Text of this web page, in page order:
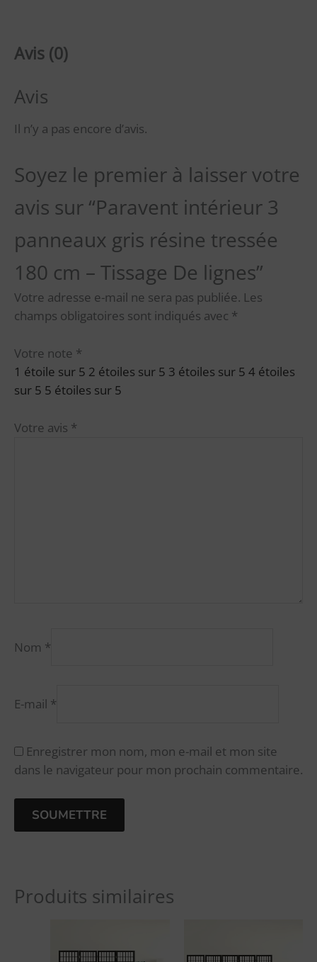
Avis (0)
Avis
Il n’y a pas encore d’avis.
Soyez le premier à laisser votre
avis sur “Paravent intérieur 3
panneaux gris résine tressée
180 cm – Tissage De lignes”
Votre adresse e-mail ne sera pas publiée. Les
champs obligatoires sont indiqués avec *
Votre note *
1 étoile sur 5 2 étoiles sur 5 3 étoiles sur 5 4 étoiles
sur 5 5 étoiles sur 5
Votre avis *
Nom *
E-mail *
Enregistrer mon nom, mon e-mail et mon site
dans le navigateur pour mon prochain commentaire.
t
Produits similaires